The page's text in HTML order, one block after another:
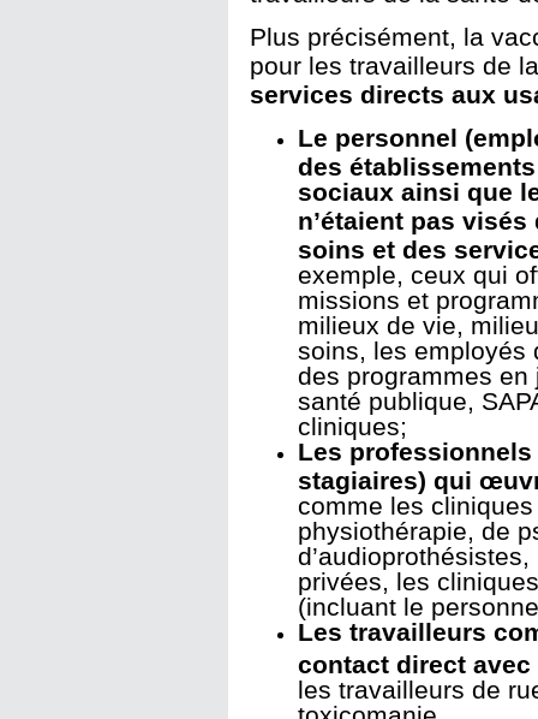
Plus précisément, la
pour les travailleurs de
services directs aux
Le personnel
des
sociaux ainsi que
n’étaient pas visés
soins et des
exemple, ceux qui
missions et
milieux de vie,
soins, les employés
des programmes en
santé publique,
cliniques;
Les
stagiaires) qui
comme les cliniques
physiothérapie, de
privées, les
(incluant le
Les travailleurs
contact direct
les travailleurs de
toxicomanie.